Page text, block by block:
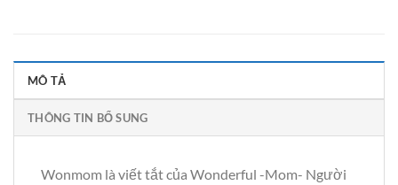
MÔ TẢ
THÔNG TIN BỔ SUNG
Wonmom là viết tắt của Wonderful -Mom- Người